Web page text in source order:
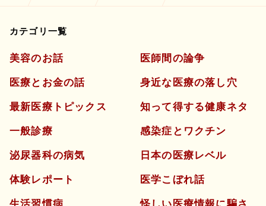
カテゴリ一覧
美容のお話
医療とお金の話
最新医療トピックス
一般診療
泌尿器科の病気
体験レポート
医師間の論争
身近な医療の落し穴
知って得する健康ネタ
感染症とワクチン
日本の医療レベル
医学こぼれ話